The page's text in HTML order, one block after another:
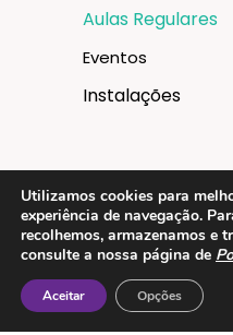
Aulas Regulares
Eventos
Instalações
Legal
Política de
Proteção de Dados
Utilizamos cookies para
experiência de navegação.
recolhemos, armazenamos e
consulte a nossa página de
Aceitar Opções